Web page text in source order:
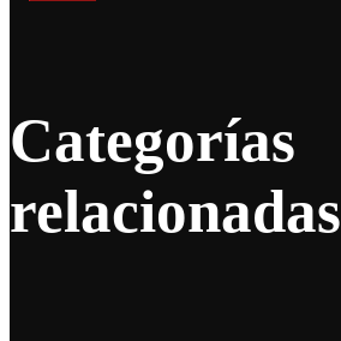
Categorías
relacionadas